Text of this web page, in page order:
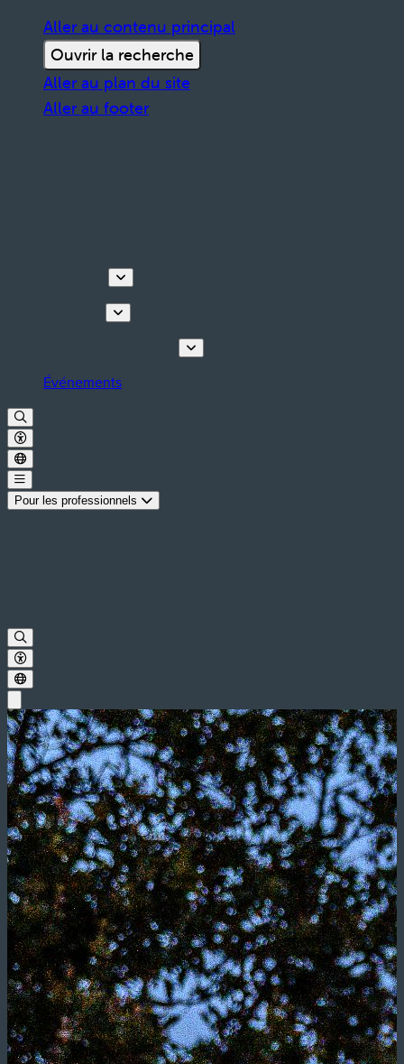
Aller au contenu principal
Ouvrir la recherche
Aller au plan du site
Aller au footer
Événements
Pour les professionnels